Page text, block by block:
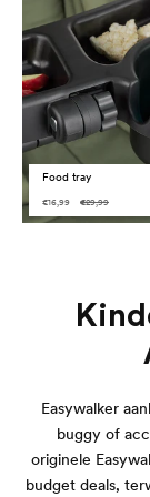
Food tray
€16,99 €29,99
Easywalker
buggy of
originele
budget deals,